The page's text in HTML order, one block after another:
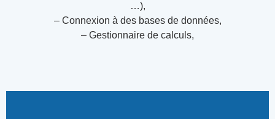
…),
– Connexion à des bases de données,
– Gestionnaire de calculs,